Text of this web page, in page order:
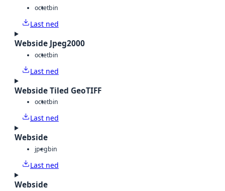
octetbin
Last ned
Webside Jpeg2000
octetbin
Last ned
Webside Tiled GeoTIFF
octetbin
Last ned
Webside
jpegbin
Last ned
Webside